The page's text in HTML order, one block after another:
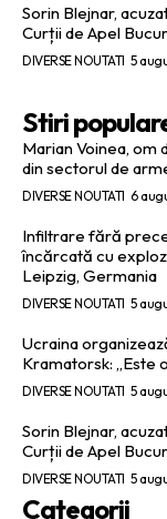
Sorin Blejnar,
Curții de Apel
DIVERSE NOUTATI 5
Stiri
Marian Voinea,
din sectorul de
DIVERSE NOUTATI 6
Infiltrare fără
încărcată cu
Leipzig, Germania
DIVERSE NOUTATI 5
Ucraina
Kramatorsk: „Este
DIVERSE NOUTATI 5
Sorin Blejnar,
Curții de Apel
DIVERSE NOUTATI 5
Categorii